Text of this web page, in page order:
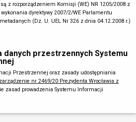
z rozporządzeniem Komisji (WE) NR 1205/2008 z
dyrektywy 2007/2/WE Parlamentu
(Dz. U. UEL Nr 326 z dnia 04.12.2008 r.)
danych przestrzennych Systemu
Przestrzennej oraz zasady udostępniania
zarządzenie nr 2469/20 Prezydenta Wrocławia z
zasad prowadzenia Systemu Informacji